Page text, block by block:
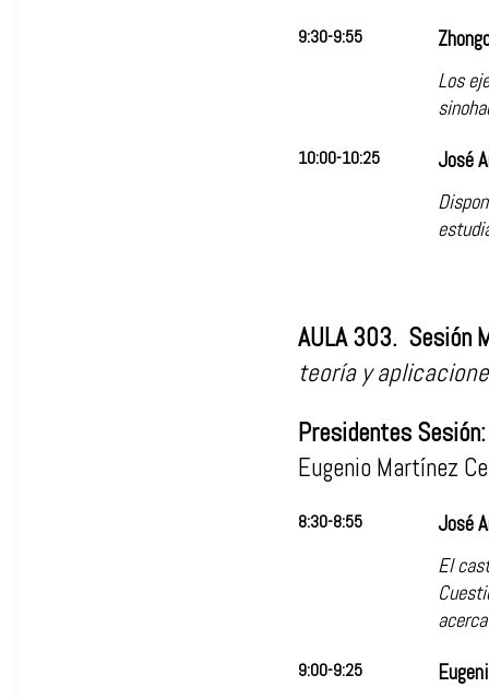
9:30-9:55
Los
10:00-10:25
José
AULA 303. Sesión
teoría y
Presidentes Sesión:
Eugenio Martínez
8:30-8:55
José
El
9:00-9:25